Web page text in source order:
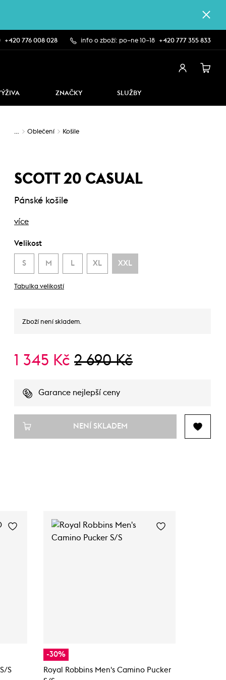
+420 776 008 028 info o zboží: po–ne 10–18 +420 777 355 833
ZNAČKY SLUŽBY
… Oblečení Košile
SCOTT 20 CASUAL
Pánské košile
více
Velikost
S M L XL XXL
Tabulka velikostí
Zboží není skladem.
1 345 Kč 2 690 Kč
Garance nejlepší ceny
NENÍ SKLADEM
S
-30%
Royal Robbins Men's Camino Pucker